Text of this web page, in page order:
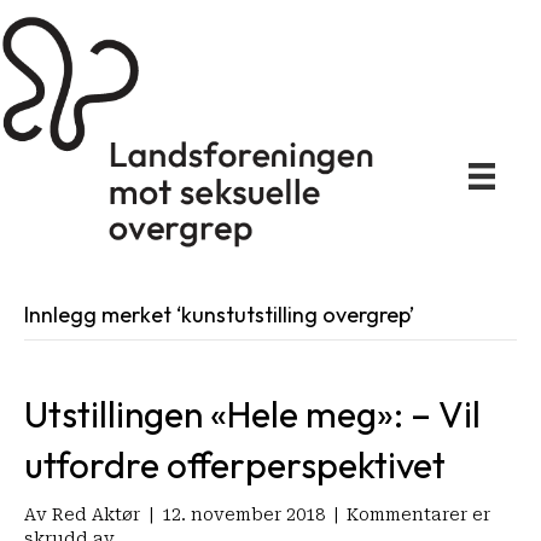
Innlegg merket ‘kunstutstilling overgrep’
Utstillingen «Hele meg»: – Vil
utfordre offerperspektivet
Av Red Aktør 12. november 2018
Kommentarer er
for